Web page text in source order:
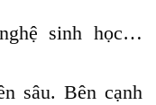
sinh học…
sâu. Bên cạnh